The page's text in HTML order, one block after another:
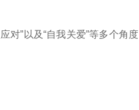
对”以及“自我关爱”等多个角度